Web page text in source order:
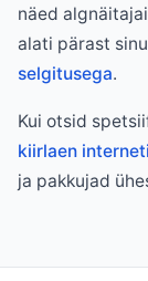
näed
alati pärast
selgitusega.
Kui otsid
kiirlaen
ja pakkujad